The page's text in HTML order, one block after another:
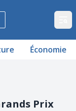
Économie
Prix